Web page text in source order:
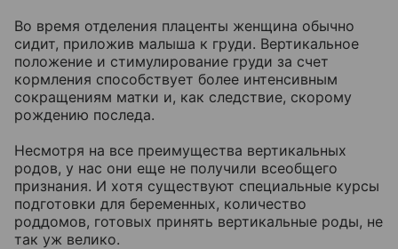
Во время отделения плаценты женщина обычно
сидит, приложив малыша к груди. Вертикальное
положение и стимулирование груди за счет
кормления способствует более интенсивным
сокращениям матки и, как следствие, скорому
рождению последа.
Несмотря на все преимущества вертикальных
родов, у нас они еще не получили всеобщего
признания. И хотя существуют специальные курсы
подготовки для беременных, количество
роддомов, готовых принять вертикальные роды, не
так уж велико.